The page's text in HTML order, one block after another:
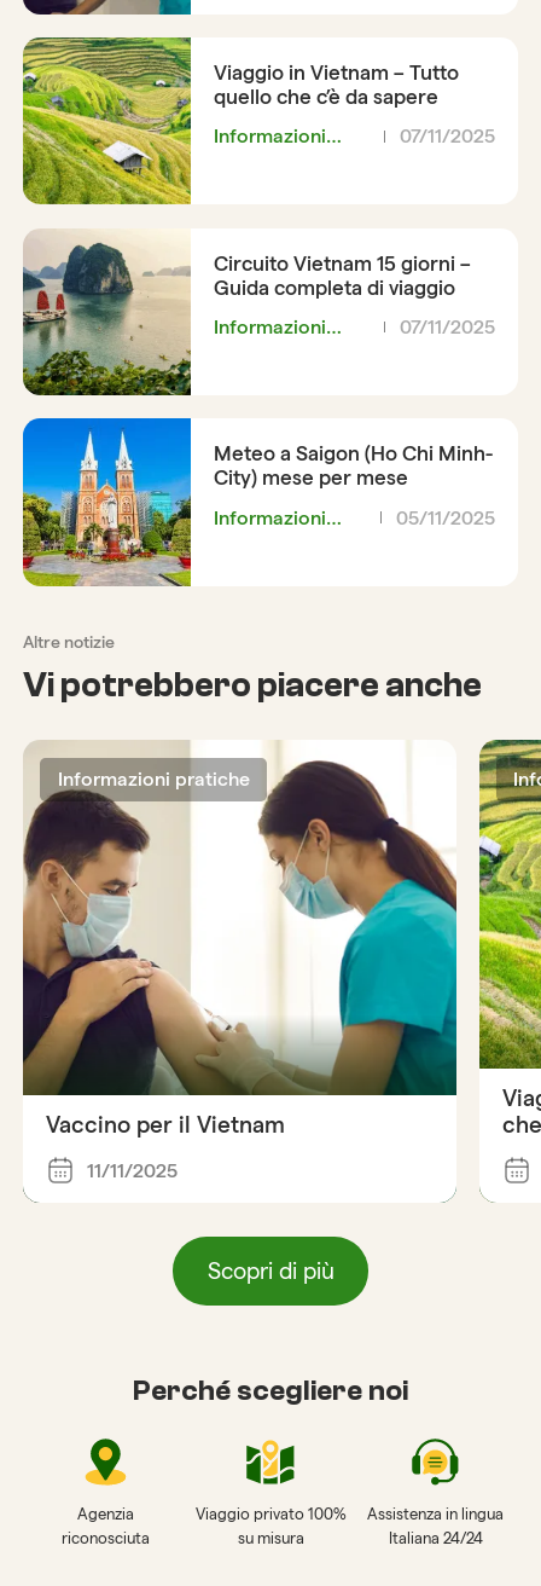
Viaggio in Vietnam – Tutto
quello che c’è da sapere
Informazioni
07/11/2025
Circuito Vietnam 15 giorni –
Guida completa di viaggio
Informazioni
07/11/2025
Meteo a Saigon (Ho Chi Minh-
City) mese per mese
Informazioni
05/11/2025
Altre notizie
Vi potrebbero piacere anche
Informazioni pratiche
Vaccino per il Vietnam
11/11/2025
Scopri di più
Perché scegliere noi
Agenzia
riconosciuta
Viaggio privato 100%
su misura
Assistenza in lingua
Italiana 24/24